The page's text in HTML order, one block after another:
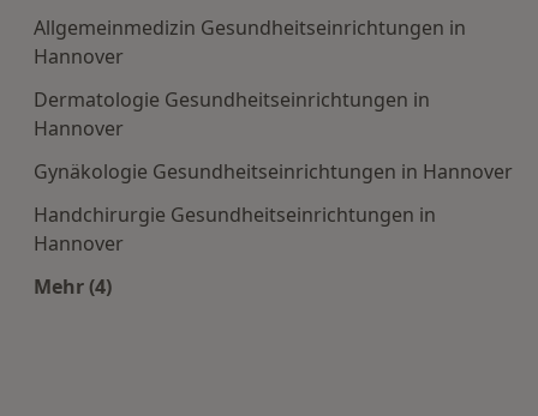
Allgemeinmedizin Gesundheitseinrichtungen in
Hannover
Dermatologie Gesundheitseinrichtungen in
Hannover
Gynäkologie Gesundheitseinrichtungen in Hannover
Handchirurgie Gesundheitseinrichtungen in
Hannover
Mehr (4)